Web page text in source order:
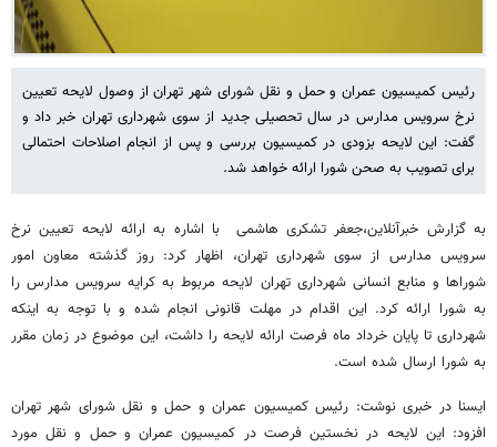
رئیس کمیسیون عمران و حمل و نقل شورای شهر تهران از وصول لایحه تعیین
نرخ سرویس مدارس در سال تحصیلی جدید از سوی شهرداری تهران خبر داد و
گفت: این لایحه بزودی در کمیسیون بررسی و پس از انجام اصلاحات احتمالی
برای تصویب به صحن شورا ارائه خواهد شد.
به گزارش خبرآنلاین،جعفر تشکری هاشمی با اشاره به ارائه لایحه تعیین نرخ
سرویس مدارس از سوی شهرداری تهران، اظهار کرد: روز گذشته معاون امور
شوراها و منابع انسانی شهرداری تهران لایحه مربوط به کرایه سرویس مدارس را
به شورا ارائه کرد. این اقدام در مهلت قانونی انجام شده و با توجه به اینکه
شهرداری تا پایان خرداد ماه فرصت ارائه لایحه را داشت، این موضوع در زمان مقرر
به شورا ارسال شده است.
ایسنا در خبری نوشت: رئیس کمیسیون عمران و حمل و نقل شورای شهر تهران
افزود: این لایحه در نخستین فرصت در کمیسیون عمران و حمل و نقل مورد